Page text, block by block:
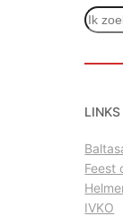
Z
o
n
LINKS
Feest
IVKO